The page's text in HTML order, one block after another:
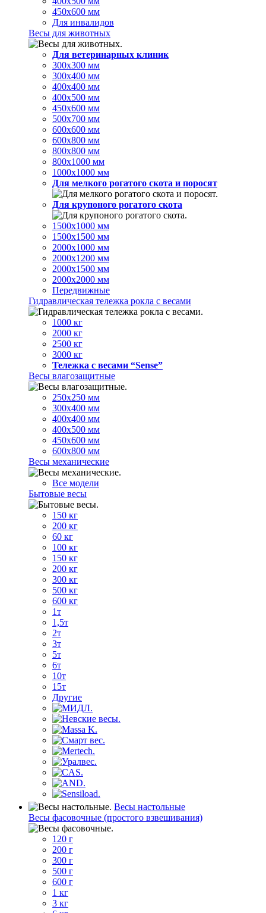
450х600 мм
Для инвалидов
Весы для животных
Для ветеринарных клиник
300х300 мм
300х400 мм
400х400 мм
400х500 мм
450х600 мм
500х700 мм
600х600 мм
600х800 мм
800х800 мм
800х1000 мм
1000х1000 мм
Для мелкого рогатого скота и поросят
Для крупоного рогатого скота
1500х1000 мм
1500х1500 мм
2000х1000 мм
2000х1200 мм
2000х1500 мм
2000х2000 мм
Передвижные
Гидравлическая тележка рокла с весами
1000 кг
2000 кг
2500 кг
3000 кг
Тележка с весами “Sense”
Весы влагозащитные
250х250 мм
300х400 мм
400х400 мм
400х500 мм
450х600 мм
600х800 мм
Весы механические
Все модели
Бытовые весы
150 кг
200 кг
60 кг
100 кг
150 кг
200 кг
300 кг
500 кг
600 кг
1т
1,5т
2т
3т
5т
6т
10т
15т
Другие
Весы настольные
Весы фасовочные (простого взвешивания)
120 г
200 г
300 г
500 г
600 г
1 кг
3 кг